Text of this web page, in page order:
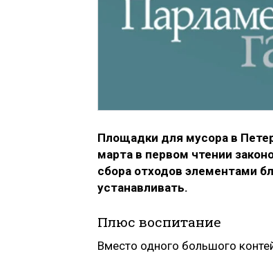
Площадки для мусора в
марта в первом чтении
сбора отходов элементами
устанавливать.
Плюс воспитание
Вместо одного большого